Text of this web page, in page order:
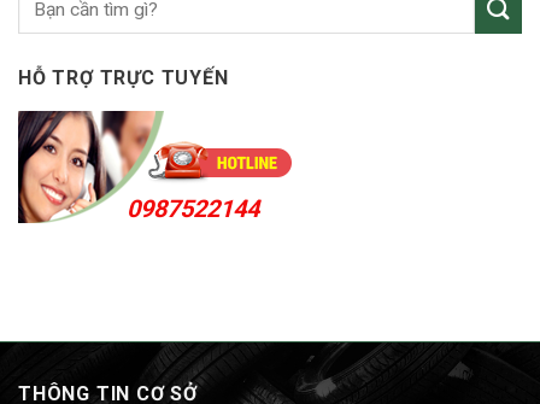
HỖ TRỢ TRỰC TUYẾN
0987522144
THÔNG TIN CƠ SỞ